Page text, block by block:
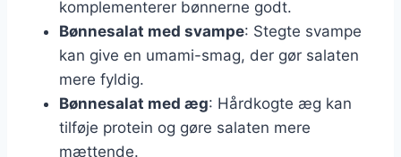
komplementerer bønnerne godt.
Bønnesalat med svampe: Stegte svampe
kan give en umami-smag, der gør salaten
mere fyldig.
Bønnesalat med æg: Hårdkogte æg kan
tilføje protein og gøre salaten mere
mættende.